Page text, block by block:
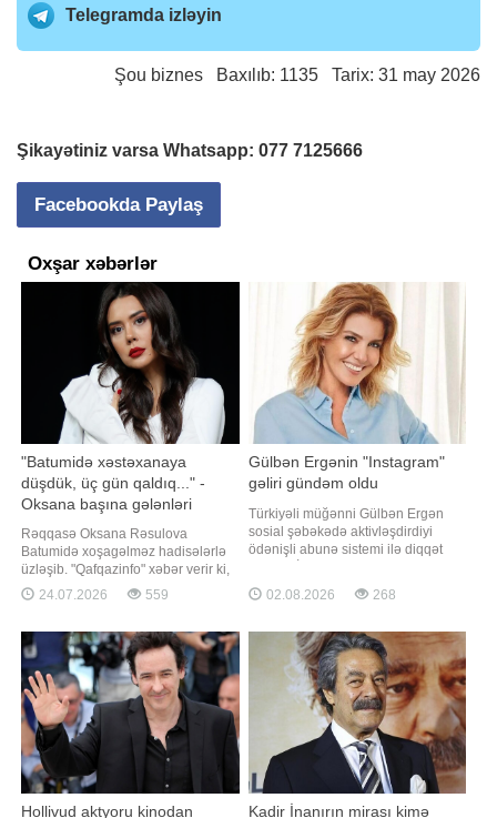
Telegramda izləyin
Şou biznes Baxılıb: 1135 Tarix: 31 may 2026
Şikayətiniz varsa Whatsapp: 077 7125666
Facebookda Paylaş
Oxşar xəbərlər
"Batumidə xəstəxanaya
düşdük, üç gün qaldıq..." -
Oksana başına gələnləri
danışdı
Rəqqasə Oksana Rəsulova
Batumidə xoşagəlməz hadisələrlə
üzləşib. "Qafqazinfo" xəbər verir ki,
bu barədə rəqqasə sosial şəbəkə
hesabında paylaşım edib. O ailəsi
tətilində qaldıqları hoteldən
şikayətlənib: "Əgər Batumiyə
getməyi planlaşdırırsınızsa, xüsusil
24.07.2026 559
Gülbən Ergənin "Instagram"
gəliri gündəm oldu
Türkiyəli müğənni Gülbən Ergən
sosial şəbəkədə aktivləşdirdiyi
ödənişli abunə sistemi ilə diqqət
verir ki, sənətçi bir müddət əvvəl
"Instagram" hesabında aylıq 79,99
qəpik) məbləğində ödənişli abunə
funksiyasını istifadəy
02.08.2026 268
Hollivud aktyoru kinodan Kadir İnanırın mirası kimə